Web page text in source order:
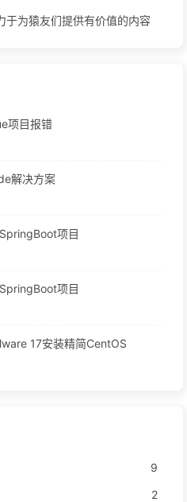
于为猿友们提供有价值的内容
项目报错
解决方案
项目
项目
17安装精简CentOS
9
2